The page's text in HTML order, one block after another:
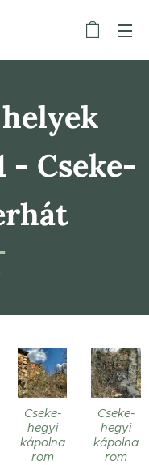
- Cseke-
Cseke-
hegyi
kápolna
rom
Cseke-
hegyi
kápolna
rom